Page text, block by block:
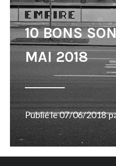
10 BONS
MAI 2018
Publié le07/06/2018